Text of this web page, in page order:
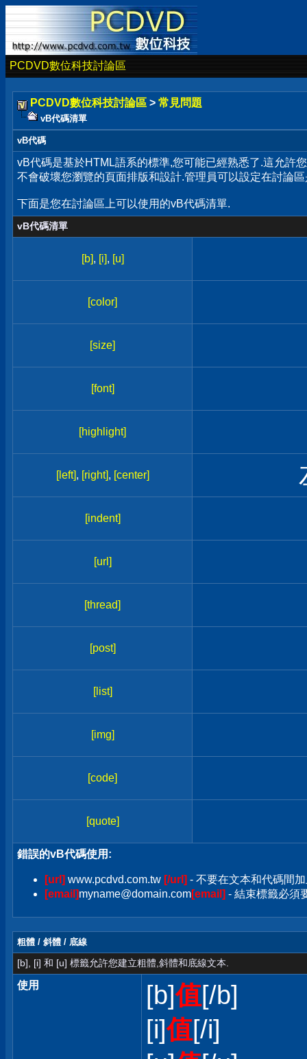
PCDVD數位科技討論區
PCDVD數位科技討論區 > 常見問題
vB代碼清單
vB代碼
vB代碼是基於HTML語系的標準,您可能已經熟悉了.這允許
不會破壞您瀏覽的頁面排版和設計.管理員可以設定在討論
下面是您在討論區上可以使用的vB代碼清單.
vB代碼清單
[b], [i], [u]
[color]
[size]
[font]
[highlight]
[left], [right], [center]
[indent]
[url]
[thread]
[post]
[list]
[img]
[code]
[quote]
錯誤的vB代碼使用:
[url] www.pcdvd.com.tw [/url] - 不要在文本和代碼間
[email]myname@domain.com[email] - 結束標籤必須
粗體 / 斜體 / 底線
[b], [i] 和 [u] 標籤允許您建立粗體,斜體和底線文本.
使用 [b]值[/b]
[i]值[/i]